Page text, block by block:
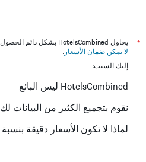
*
يحاول HotelsCombined بشكل دائم الحصول على الأسعار الدقيقة، ولكن
لا يمكن ضمان الأسعار .
إليك السبب:
HotelsCombined ليس البائع
نقوم بتجميع الكثير من البيانات لك
لماذا لا تكون الأسعار دقيقة بنسبة 100٪؟